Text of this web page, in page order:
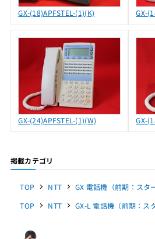
GX-(18)APFSTEL-(1)(K) GX-
GX-(24)APFSTEL-(1)(W) GX-
掲載カテゴリ
TOP NTT
GX 電話機（前期：スタ
TOP
NTT GX-L 電話機（前期：スタ